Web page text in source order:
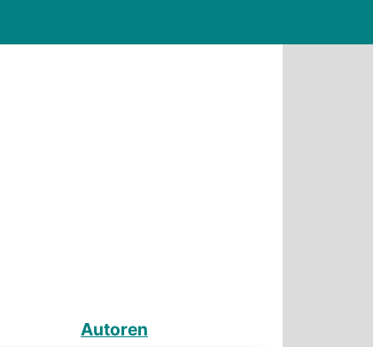
Autoren